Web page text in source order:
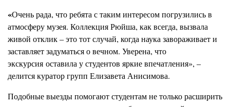
«Очень рада, что ребята с таким интересом погрузились в
атмосферу музея. Коллекция Рюйша, как всегда, вызвала
живой отклик – это тот случай, когда наука завораживает и
заставляет задуматься о вечном. Уверена, что
экскурсия оставила у студентов яркие впечатления», –
делится куратор групп Елизавета Анисимова.
Подобные выезды помогают студентам не только расширить